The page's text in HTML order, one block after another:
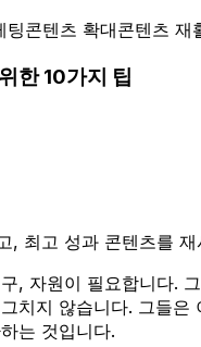
팅콘텐츠 확대콘텐츠 재
한 10가지 팁
, 최고 성과 콘텐츠를
, 자원이 필요합니다.
치지 않습니다. 그들
는 것입니다.